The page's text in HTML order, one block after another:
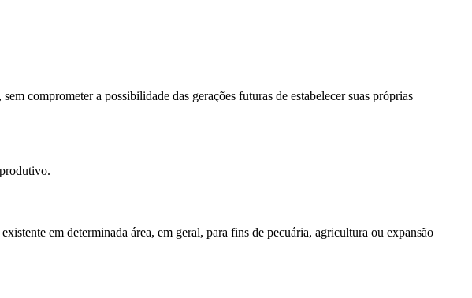
comprometer a possibilidade das gerações futuras de estabelecer suas próprias
em determinada área, em geral, para fins de pecuária, agricultura ou expansão